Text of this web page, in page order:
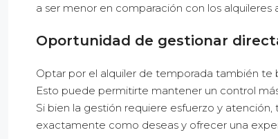
a ser menor en comparación con los alquileres
Oportunidad de gestionar
Optar por el alquiler de temporada también
Esto puede permitirte mantener un control
Si bien la gestión requiere esfuerzo y
exactamente como deseas y ofrecer una